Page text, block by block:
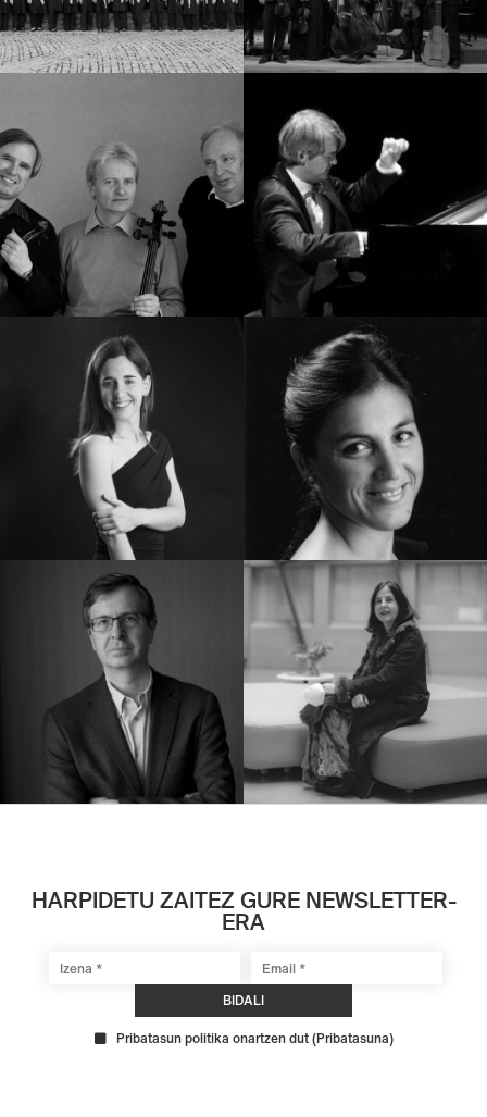
HARPIDETU ZAITEZ GURE NEWSLETTER-
ERA
Pribatasun politika onartzen dut(Pribatasuna)